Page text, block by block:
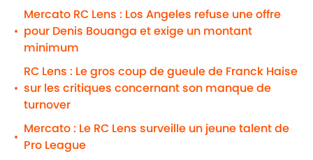
•
Mercato RC Lens : Los Angeles refuse une offre
pour Denis Bouanga et exige un montant
minimum
•
RC Lens : Le gros coup de gueule de Franck Haise
sur les critiques concernant son manque de
turnover
•
Mercato : Le RC Lens surveille un jeune talent de
Pro League